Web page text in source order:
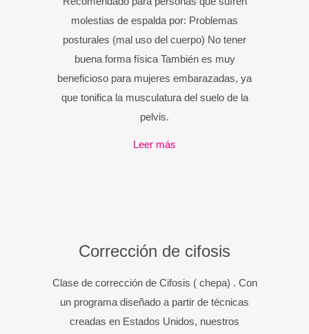
molestias de espalda por: Problemas
posturales (mal uso del cuerpo) No tener
buena forma física También es muy
beneficioso para mujeres embarazadas, ya
que tonifica la musculatura del suelo de la
pelvis.
Leer más
Corrección de cifosis
Clase de corrección de Cifosis ( chepa) . Con
un programa diseñado a partir de técnicas
creadas en Estados Unidos, nuestros